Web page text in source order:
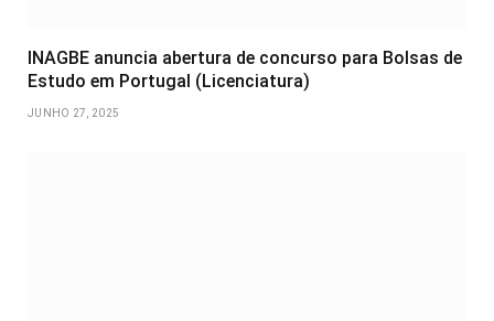
INAGBE anuncia abertura de concurso para Bolsas de
Estudo em Portugal (Licenciatura)
JUNHO 27, 2025